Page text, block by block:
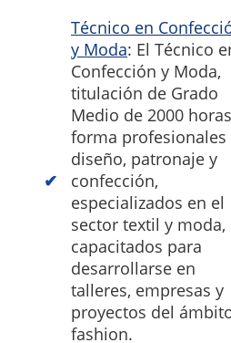
Técnico en
y Moda: El Técnico
Confección y Moda,
titulación de Grado
Medio de 2000
forma profesionales
diseño, patronaje y
confección,
especializados en el
sector textil y moda,
capacitados para
desarrollarse en
talleres, empresas y
proyectos del
fashion.